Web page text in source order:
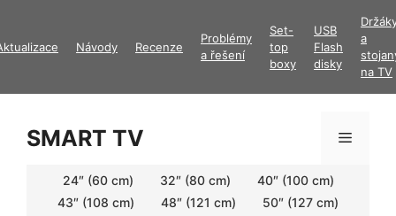
obsah
Návody Recenze
Problémy
a řešení
Set-
top
boxy
USB
Flash
disky
a
na TV
SMART TV Menu
24″ (60 cm) 32″ (80 cm)
40″ (100 cm)
43″ (108 cm)
48″ (121 cm)
50″ (127 cm)